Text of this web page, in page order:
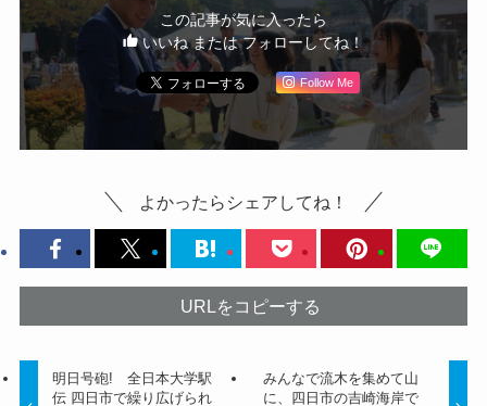
この記事が気に入ったら
いいね または フォローしてね！
Follow Me
よかったらシェアしてね！
URLをコピーする
明日号砲! 全日本大学駅
伝 四日市で繰り広げられ
みんなで流木を集めて山
に、四日市の吉崎海岸で